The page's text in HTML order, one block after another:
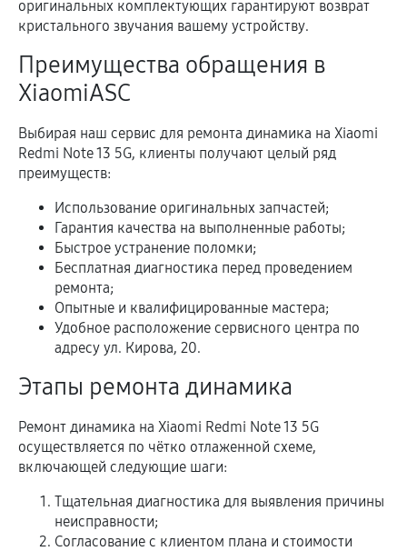
оригинальных комплектующих гарантируют возврат
кристального звучания вашему устройству.
Преимущества обращения в
XiaomiASC
Выбирая наш сервис для ремонта динамика на Xiaomi
Redmi Note 13 5G, клиенты получают целый ряд
преимуществ:
Использование оригинальных запчастей;
Гарантия качества на выполненные работы;
Быстрое устранение поломки;
Бесплатная диагностика перед проведением
ремонта;
Опытные и квалифицированные мастера;
Удобное расположение сервисного центра по
адресу ул. Кирова, 20.
Этапы ремонта динамика
Ремонт динамика на Xiaomi Redmi Note 13 5G
осуществляется по чётко отлаженной схеме,
включающей следующие шаги:
Тщательная диагностика для выявления причины
неисправности;
Согласование с клиентом плана и стоимости